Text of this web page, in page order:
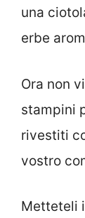
una
erbe
Ora non
stampini
rivestiti
vostro
Metteteli